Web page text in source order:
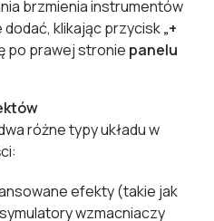
brzmienia instrumentów
dodać, klikając przycisk„+
po prawej stronie panelu
różne typy układu w
efekty (takie jak
wzmacniaczy